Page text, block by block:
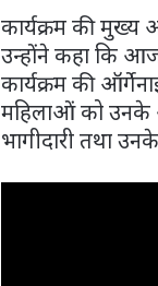
कार्यक्रम की मुख्य
उन्होंने कहा कि आज
कार्यक्रम की
महिलाओं को उनके
भागीदारी तथा